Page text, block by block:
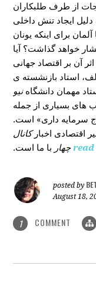
از طرف طلبکاران
دلیل ایجاد تنش داخلی
برای اینکه یونان
خواهد گذاشت؟ آیا
آن بر اقتصاد جهانی
استاد بازنشسته ی
مهمان دانشگاهنیو
های بسیاری از جمله
سرمایه داری» است.
اقتصادی اخبارکانال
چهار با ما است. read
posted by
August 18,
1 COMMENT